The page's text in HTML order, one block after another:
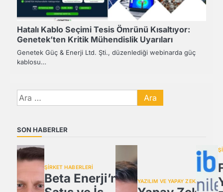
Hatalı Kablo Seçimi Tesis Ömrünü Kısaltıyor:
Genetek’ten Kritik Mühendislik Uyarıları
Genetek Güç & Enerji Ltd. Şti., düzenlediği webinarda güç
kablosu…
Arama:
SON HABERLER
ŞİRKET HABERLERİ
Beta Enerji’nin
YAZILIM VE YAPAY ZEKA